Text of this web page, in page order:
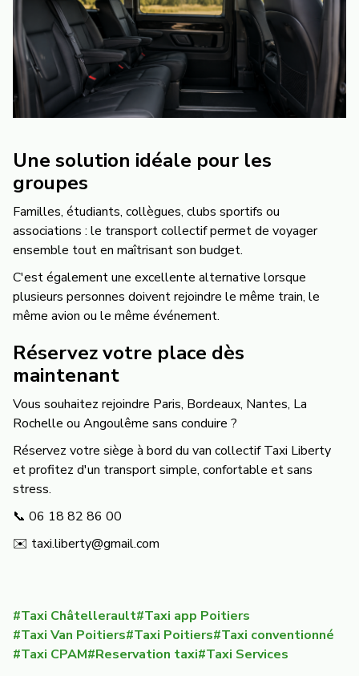
Une solution idéale pour les
groupes
Familles, étudiants, collègues, clubs sportifs ou
associations : le transport collectif permet de voyager
ensemble tout en maîtrisant son budget.
C'est également une excellente alternative lorsque
plusieurs personnes doivent rejoindre le même train, le
même avion ou le même événement.
Réservez votre place dès
maintenant
Vous souhaitez rejoindre Paris, Bordeaux, Nantes, La
Rochelle ou Angoulême sans conduire ?
Réservez votre siège à bord du van collectif Taxi Liberty
et profitez d'un transport simple, confortable et sans
stress.
📞 06 18 82 86 00
✉️ taxi.liberty@gmail.com
#Taxi Châtellerault#Taxi app Poitiers
#Taxi Van Poitiers#Taxi Poitiers#Taxi conventionné
#Taxi CPAM#Reservation taxi#Taxi Services